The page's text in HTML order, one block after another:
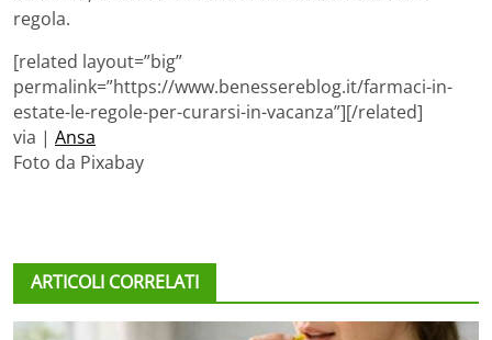
regola.
[related layout=”big”
permalink=”https://www.benessereblog.it/farmaci-in-
estate-le-regole-per-curarsi-in-vacanza”][/related]
via | Ansa
Foto da Pixabay
ARTICOLI CORRELATI